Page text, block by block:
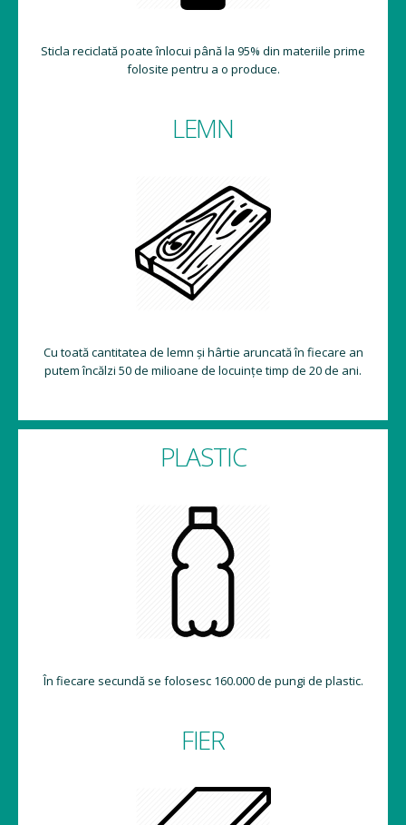
Sticla reciclată poate înlocui până la 95% din materiile prime
folosite pentru a o produce.
LEMN
Cu toată cantitatea de lemn și hârtie aruncată în fiecare an
putem încălzi 50 de milioane de locuințe timp de 20 de ani.
PLASTIC
În fiecare secundă se folosesc 160.000 de pungi de plastic.
FIER